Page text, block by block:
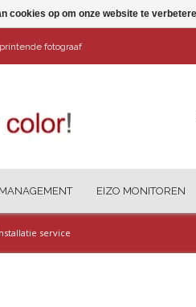
fotograaf
EIZO MONITOREN
service
cookies op om onze website te